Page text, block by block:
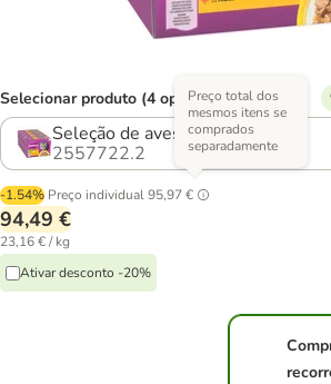
Selecionar produto (4 opções)
Seleção de aves em gelatina
2557722.2
-1.54% Preço individual95,97 €
Preço total dos
mesmos itens se
comprados
separadamente
94,49 €
23,16 € / kg
Ativar desconto -20%